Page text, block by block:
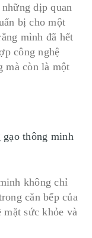
dịp quan
bị cho một
mình đã hết
công nghệ
mà còn là một
thông minh
không chỉ
căn bếp của
sức khỏe và